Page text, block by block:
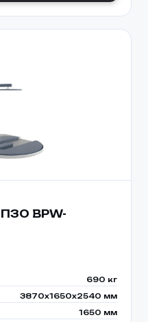
BPW-
690 кг
3870х1650х2540 мм
1650 мм